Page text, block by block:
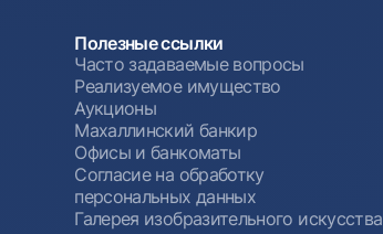
Полезные ссылки
Часто задаваемые вопросы
Реализуемое имущество
Аукционы
Махаллинский банкир
Офисы и банкоматы
Согласие на обработку
персональных данных
Галерея изобразительного искусства